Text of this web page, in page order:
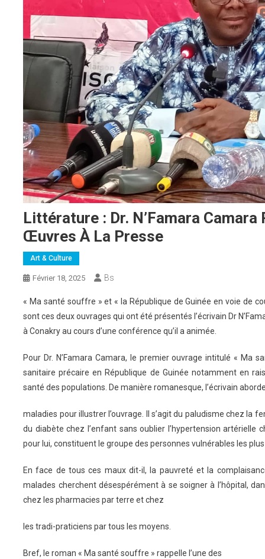
Littérature : Dr. N’Famara Camara
Œuvres À La Presse
Art & Culture
Février 18, 2025 Bs
« Ma santé souffre » et « la République de Guinée en voie de
sont ces deux ouvrages qui ont été présentés l’écrivain Dr
à Conakry au cours d’une conférence qu’il a animée.
Pour Dr. N’Famara Camara, le premier ouvrage intitulé « Ma
sanitaire précaire en République de Guinée notamment en
santé des populations. De manière romanesque, l’écrivain
maladies pour illustrer l’ouvrage. Il s’agit du paludisme chez la
du diabète chez l’enfant sans oublier l’hypertension artérielle
pour lui, constituent le groupe des personnes vulnérables les
En face de tous ces maux dit-il, la pauvreté et la
malades cherchent désespérément à se soigner à l’hôpital,
chez les pharmacies par terre et chez
les tradi-praticiens par tous les moyens.
Bref, le roman « Ma santé souffre » rappelle l’une des